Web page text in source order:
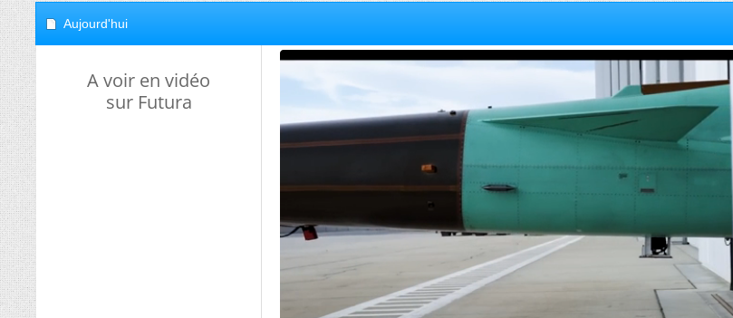
Aujourd'hui
A voir en vidéo
sur Futura